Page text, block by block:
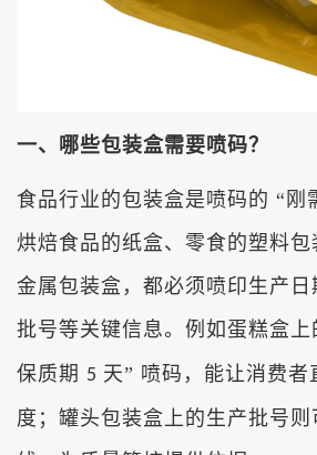
一、 哪些包装盒需要喷码？
食品行业的包装盒是喷码的 “刚
烘焙食品的纸盒、零食的塑料
金属包装盒，都必须喷印生产
批号等关键信息。例如蛋糕盒上
保质期 5 天” 喷码，能让消费
度；罐头包装盒上的生产批号